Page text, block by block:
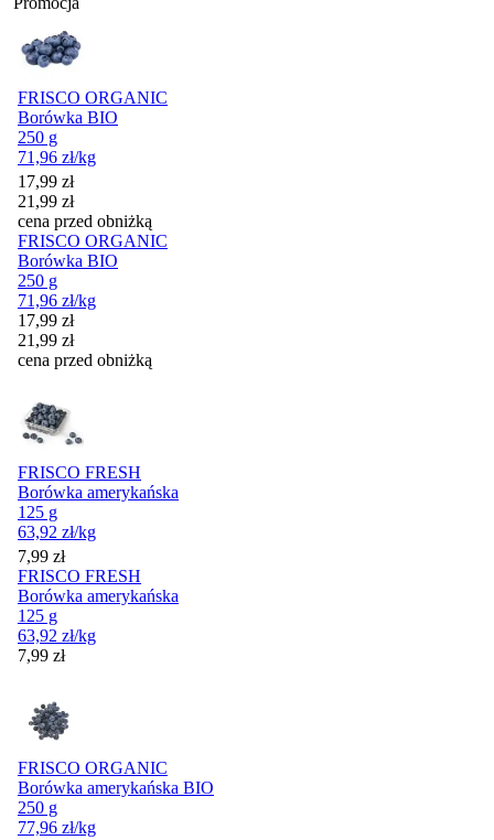
FRISCO ORGANIC
Borówka BIO
250 g
71,96 zł/kg
Cena promocyjna
17,99 zł
21,99 zł
cena przed obniżką
FRISCO ORGANIC
Borówka BIO
250 g
71,96 zł/kg
Cena promocyjna
17,99 zł
21,99 zł
cena przed obniżką
FRISCO FRESH
Borówka amerykańska
125 g
63,92 zł/kg
Cena
7,99 zł
FRISCO FRESH
Borówka amerykańska
125 g
63,92 zł/kg
Cena
7,99 zł
FRISCO ORGANIC
Borówka amerykańska BIO
250 g
77,96 zł/kg